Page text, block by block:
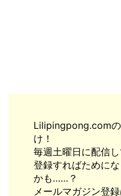
Lilipingpong.com
け！
毎週土曜日に配信し
登録すればために
かも……？
メールマガジン登録